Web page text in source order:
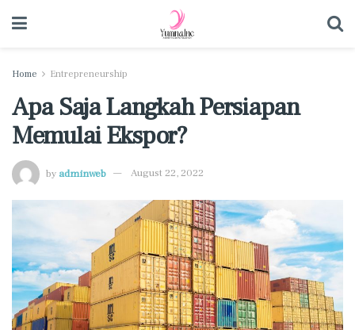
Home Entrepreneurship
Apa Saja Langkah Persiapan
Memulai Ekspor?
by adminweb August 22, 2022